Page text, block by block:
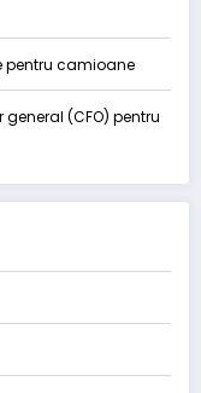
pentru camioane
(CFO) pentru